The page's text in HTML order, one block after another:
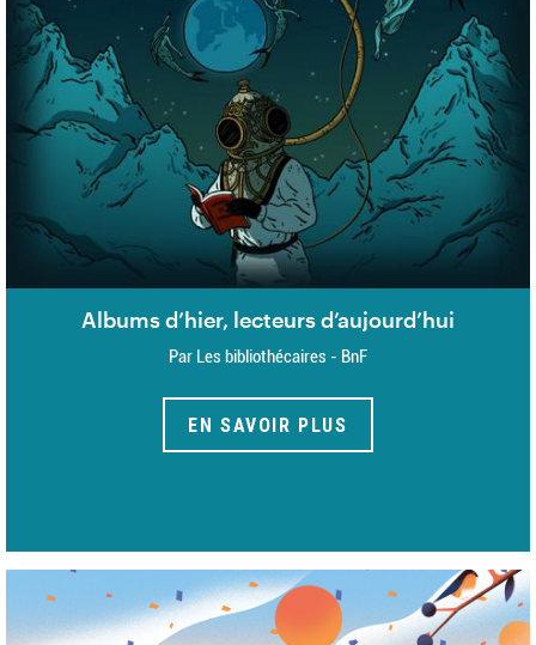
Albums d’hier, lecteurs d’aujourd’hui
Par Les bibliothécaires - BnF
EN SAVOIR PLUS